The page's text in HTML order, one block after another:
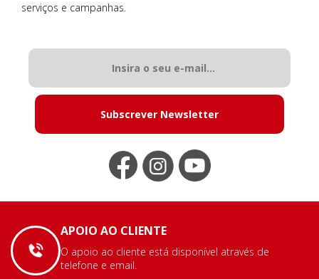
serviços e campanhas.
Subscrever Newsletter
APOIO AO CLIENTE
O apoio ao cliente está disponível através de
telefone e email.